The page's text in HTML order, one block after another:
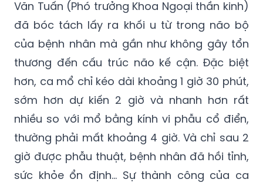
Văn Tuấn (Phó trưởng Khoa Ngoại thần kinh)
đã bóc tách lấy ra khối u từ trong não bộ
của bệnh nhân mà gần như không gây tổn
thương đến cấu trúc não kế cận. Đặc biệt
hơn, ca mổ chỉ kéo dài khoảng 1 giờ 30 phút,
sớm hơn dự kiến 2 giờ và nhanh hơn rất
nhiều so với mổ bằng kính vi phẫu cổ điển,
thường phải mất khoảng 4 giờ. Và chỉ sau 2
giờ được phẫu thuật, bệnh nhân đã hồi tỉnh,
sức khỏe ổn định... Sự thành công của ca